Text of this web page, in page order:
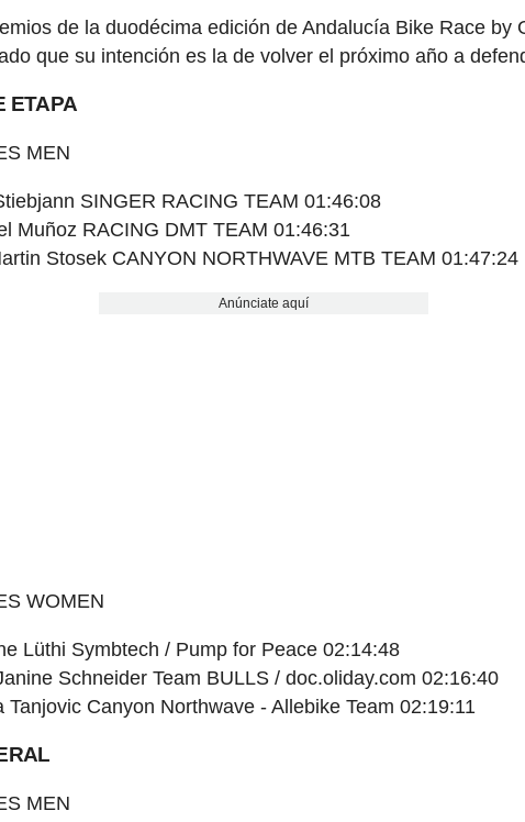
de la duodécima edición de Andalucía Bike Race by
que su intención es la de volver el próximo año a
ETAPA
MEN
SINGER RACING TEAM 01:46:08
Muñoz RACING DMT TEAM 01:46:31
Stosek CANYON NORTHWAVE MTB TEAM 01:47:24
Anúnciate aquí
WOMEN
Lüthi Symbtech / Pump for Peace 02:14:48
Schneider Team BULLS / doc.oliday.com 02:16:40
Tanjovic Canyon Northwave - Allebike Team 02:19:11
MEN